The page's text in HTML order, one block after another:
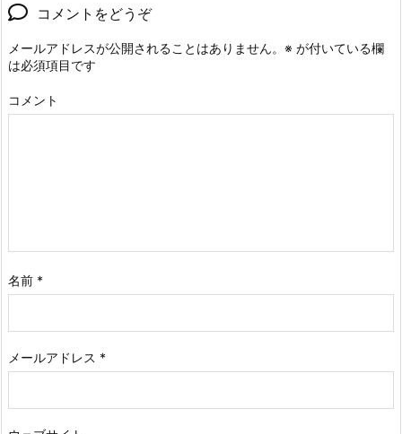
コメントをどうぞ
メールアドレスが公開されることはありません。 ※ が付いている欄
は必須項目です
コメント
名前 *
メールアドレス *